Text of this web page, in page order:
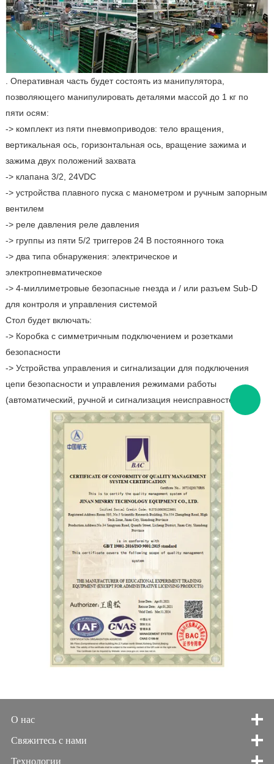
. Оперативная часть будет состоять из манипулятора,
позволяющего манипулировать деталями массой до 1 кг по
пяти осям:
-> комплект из пяти пневмоприводов: тело вращения,
вертикальная ось, горизонтальная ось, вращение зажима и
зажима двух положений захвата
-> клапана 3/2, 24VDC
-> устройства плавного пуска с манометром и ручным запорным
вентилем
-> реле давления реле давления
-> группы из пяти 5/2 триггеров 24 В постоянного тока
-> два типа обнаружения: электрическое и
электропневматическое
-> 4-миллиметровые безопасные гнезда и / или разъем Sub-D
для контроля и управления системой
Стол будет включать:
-> Коробка с симметричным подключением и розетками
безопасности
-> Устройства управления и сигнализации для подключения
цепи безопасности и управления режимами работы
(автоматический, ручной и сигнализация неисправностей).
О нас
Свяжитесь с нами
Технологии